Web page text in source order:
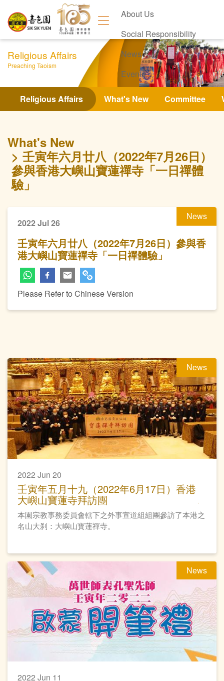
About Us
Social Responsibility
News
Events
Contact Us
Religious Affairs
Preaching Taoism
Religious Affairs What's New Committee
What's New
壬寅年六月廿八（2022年7月26日）
參與香港大嶼山寶蓮禪寺「一日禪體
驗」
News
2022 Jul 26
壬寅年六月廿八（2022年7月26日）參與香
港大嶼山寶蓮禪寺「一日禪體驗」
Please Refer to Chinese Version
News
2022 Jun 20
壬寅年五月十九（2022年6月17日）香港
大嶼山寶蓮寺拜訪團
本園宗教事務委員會轄下之外事宣道組組團參訪了本港之
名山大刹：大嶼山寳蓮禪寺。
News
2022 Jun 11